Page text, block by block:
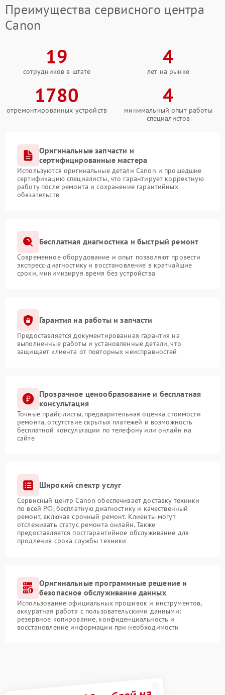
Преимущества сервисного центра
Canon
19
сотрудников в штате
4
лет на рынке
1780
отремонтированных устройств
4
минимальный опыт работы
специалистов
Оригинальные запчасти и
сертифицированные мастера
Используются оригинальные детали Canon и прошедшие
сертификацию специалисты, что гарантирует корректную
работу после ремонта и сохранение гарантийных
обязательств
Бесплатная диагностика и быстрый ремонт
Современное оборудование и опыт позволяют провести
экспресс-диагностику и восстановление в кратчайшие
сроки, минимизируя время без устройства
Гарантия на работы и запчасти
Предоставляется документированная гарантия на
выполненные работы и установленные детали, что
защищает клиента от повторных неисправностей
Прозрачное ценообразование и бесплатная
консультация
Точные прайс-листы, предварительная оценка стоимости
ремонта, отсутствие скрытых платежей и возможность
бесплатной консультации по телефону или онлайн на
сайте
Широкий спектр услуг
Сервисный центр Canon обеспечивает доставку техники
по всей РФ, бесплатную диагностику и качественный
ремонт, включая срочный ремонт. Клиенты могут
отслеживать статус ремонта онлайн. Также
предоставляется постгарантийное обслуживание для
продления срока службы техники
Оригинальные программные решение и
безопасное обслуживание данных
Использование официальных прошивок и инструментов,
аккуратная работа с пользовательскими данными:
резервное копирование, конфиденциальность и
восстановление информации при необходимости